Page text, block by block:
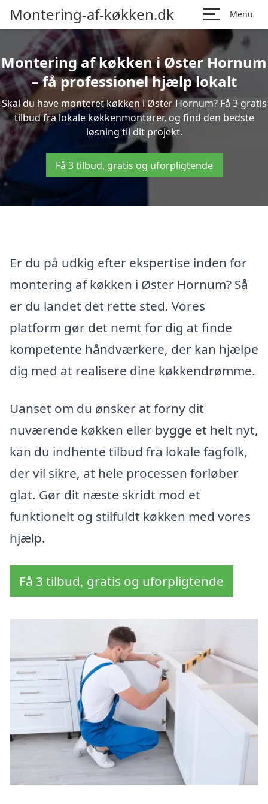
Montering-af-køkken.dk Menu
Montering af køkken i Øster Hornum
– få professionel hjælp lokalt
Skal du have monteret køkken i Øster Hornum? Få 3 gratis
tilbud fra lokale køkkenmontører, og find den bedste
løsning til dit projekt.
Få 3 tilbud, gratis og uforpligtende
Er du på udkig efter ekspertise inden for
montering af køkken i Øster Hornum? Så
er du landet det rette sted. Vores
platform gør det nemt for dig at finde
kompetente håndværkere, der kan hjælpe
dig med at realisere dine køkkendrømme.
Uanset om du ønsker at forny dit
nuværende køkken eller bygge et helt nyt,
kan du indhente tilbud fra lokale fagfolk,
der vil sikre, at hele processen forløber
glat. Gør dit næste skridt mod et
funktionelt og stilfuldt køkken med vores
hjælp.
Få 3 tilbud, gratis og uforpligtende